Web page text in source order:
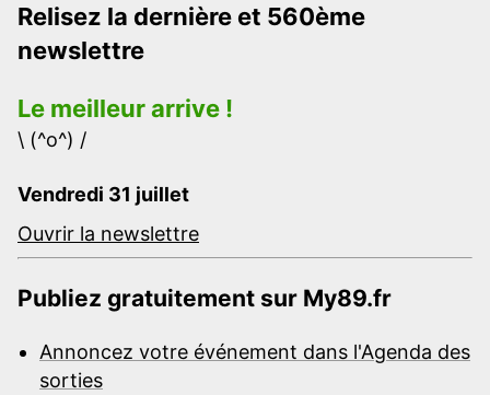
Relisez la dernière et 560ème
newslettre
Le meilleur arrive !
\ (^o^) /
Vendredi 31 juillet
Ouvrir la newslettre
Publiez gratuitement sur My89.fr
Annoncez votre événement dans l'Agenda des
sorties